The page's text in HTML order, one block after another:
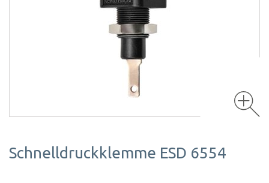
Schnelldruckklemme ESD 6554